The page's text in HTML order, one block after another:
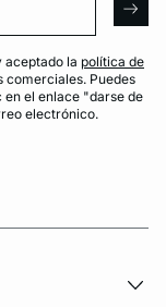
aceptado la política de
comerciales. Puedes
el enlace "darse de
electrónico.